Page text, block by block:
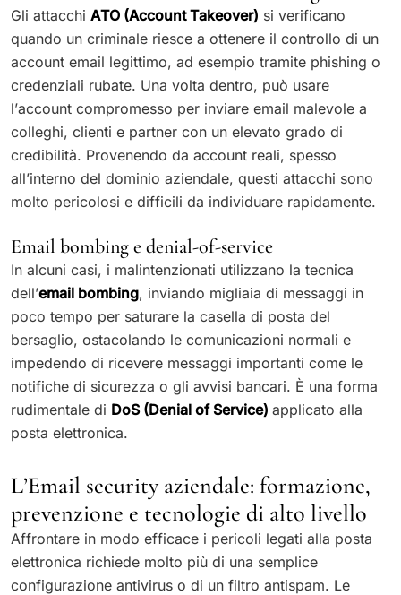
Gli attacchi ATO (Account Takeover) si verificano
quando un criminale riesce a ottenere il controllo di un
account email legittimo, ad esempio tramite phishing o
credenziali rubate. Una volta dentro, può usare
l’account compromesso per inviare email malevole a
colleghi, clienti e partner con un elevato grado di
credibilità. Provenendo da account reali, spesso
all’interno del dominio aziendale, questi attacchi sono
molto pericolosi e difficili da individuare rapidamente.
Email bombing e denial-of-service
In alcuni casi, i malintenzionati utilizzano la tecnica
dell’email bombing, inviando migliaia di messaggi in
poco tempo per saturare la casella di posta del
bersaglio, ostacolando le comunicazioni normali e
impedendo di ricevere messaggi importanti come le
notifiche di sicurezza o gli avvisi bancari. È una forma
rudimentale di DoS (Denial of Service) applicato alla
posta elettronica.
L’Email security aziendale: formazione,
prevenzione e tecnologie di alto livello
Affrontare in modo efficace i pericoli legati alla posta
elettronica richiede molto più di una semplice
configurazione antivirus o di un filtro antispam. Le